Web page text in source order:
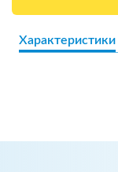
Характеристики